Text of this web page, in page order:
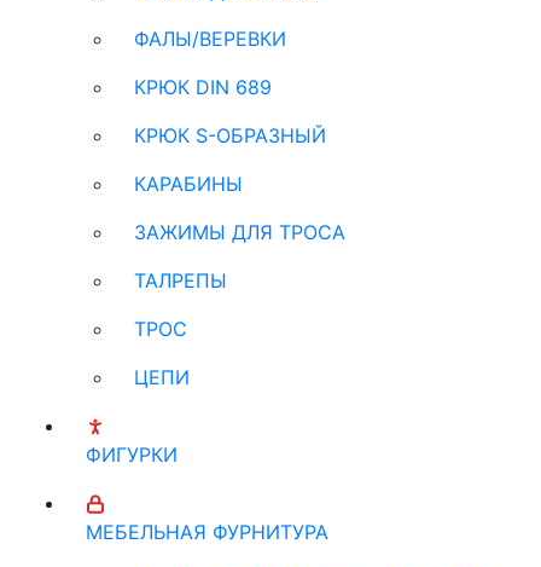
ФАЛЫ/ВЕРЕВКИ
КРЮК DIN 689
КРЮК S-ОБРАЗНЫЙ
КАРАБИНЫ
ЗАЖИМЫ ДЛЯ ТРОСА
ТАЛРЕПЫ
ТРОС
ЦЕПИ
ФИГУРКИ
МЕБЕЛЬНАЯ ФУРНИТУРА